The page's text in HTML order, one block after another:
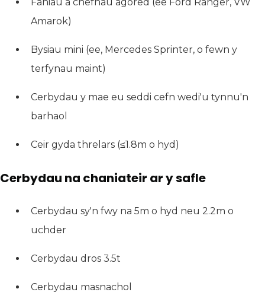
Amarok)
Bysiau mini (ee, Mercedes Sprinter, o fewn y
terfynau maint)
Cerbydau y mae eu seddi cefn wedi'u tynnu'n
barhaol
Ceir gyda threlars (≤1.8m o hyd)
Cerbydau na chaniateir ar y safle
Cerbydau sy'n fwy na 5m o hyd neu 2.2m o
uchder
Cerbydau dros 3.5t
Cerbydau masnachol